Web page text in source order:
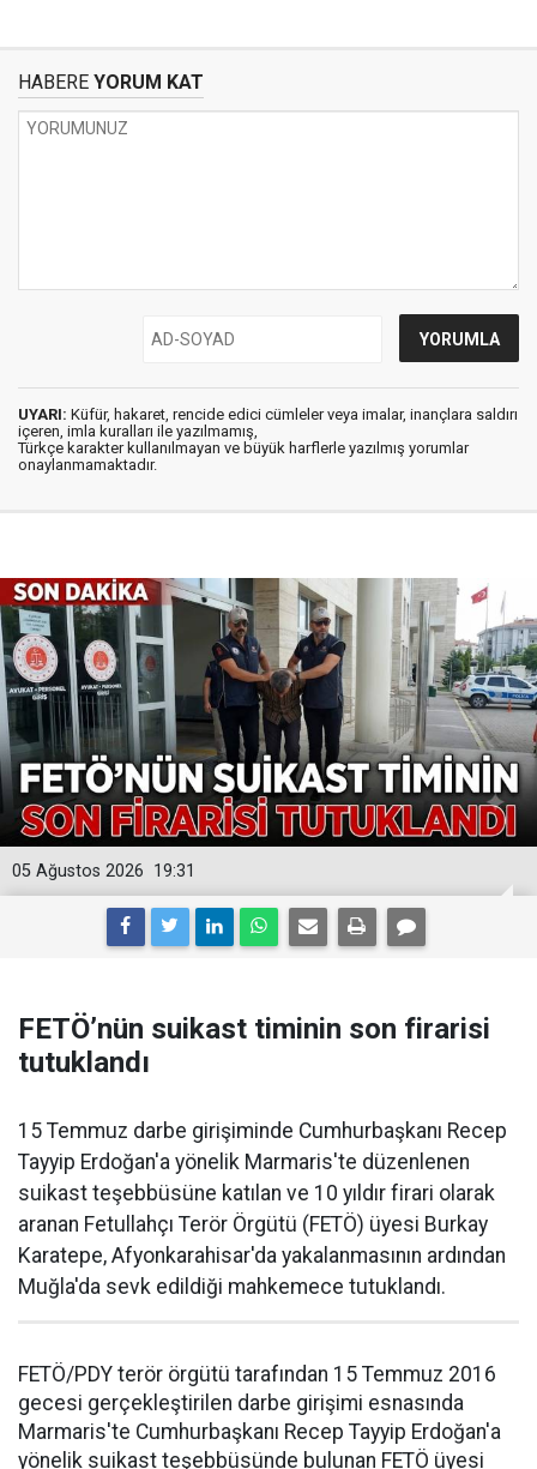
HABERE YORUM KAT
UYARI: Küfür, hakaret, rencide edici cümleler veya imalar, inançlara saldırı
içeren, imla kuralları ile yazılmamış,
Türkçe karakter kullanılmayan ve büyük harflerle yazılmış yorumlar
onaylanmamaktadır.
19:31
05 Ağustos 2026
FETÖ’nün suikast timinin son firarisi
tutuklandı
15 Temmuz darbe girişiminde Cumhurbaşkanı Recep
Tayyip Erdoğan'a yönelik Marmaris'te düzenlenen
suikast teşebbüsüne katılan ve 10 yıldır firari olarak
aranan Fetullahçı Terör Örgütü (FETÖ) üyesi Burkay
Karatepe, Afyonkarahisar'da yakalanmasının ardından
Muğla'da sevk edildiği mahkemece tutuklandı.
FETÖ/PDY terör örgütü tarafından 15 Temmuz 2016
gecesi gerçekleştirilen darbe girişimi esnasında
Marmaris'te Cumhurbaşkanı Recep Tayyip Erdoğan'a
yönelik suikast teşebbüsünde bulunan FETÖ üyesi